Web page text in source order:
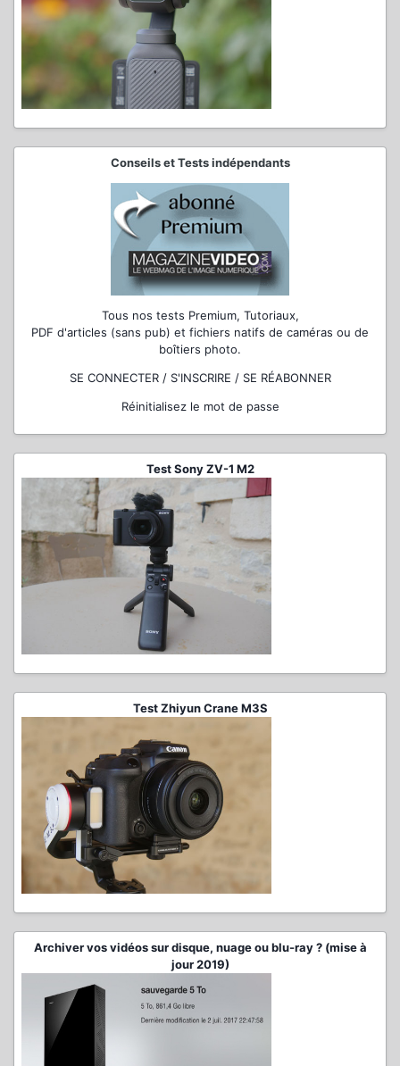
Conseils et Tests indépendants
Tous nos tests Premium, Tutoriaux,
PDF d'articles (sans pub) et fichiers natifs de caméras ou de
boîtiers photo.
SE CONNECTER / S'INSCRIRE / SE RÉABONNER
Réinitialisez le mot de passe
Test Sony ZV-1 M2
Test Zhiyun Crane M3S
Archiver vos vidéos sur disque, nuage ou blu-ray ? (mise à
jour 2019)